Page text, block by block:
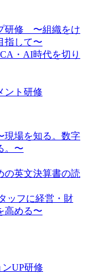
研修 〜組織をけ
指して〜
・AI時代を切り
ント研修
場を知る。数字
。〜
の英文決算書の読
ッフに経営・財
高める〜
UP研修